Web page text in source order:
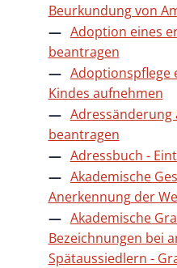
Beurkundung von
Adoption eines
beantragen
Adoptionspflege
Kindes aufnehmen
Adressänderung
beantragen
Adressbuch -
Akademische
Anerkennung der
Akademische
Bezeichnungen bei
Spätaussiedlern -